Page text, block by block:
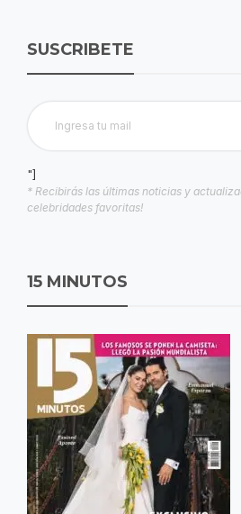
SUSCRIBETE
"]
* Recibirás las últimas noticias y
celebridades favoritas!
15 MINUTOS